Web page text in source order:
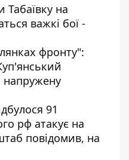
Табаївку на
важкі бої -
фронту":
напружену
91
рф атакує на
повідомив, на